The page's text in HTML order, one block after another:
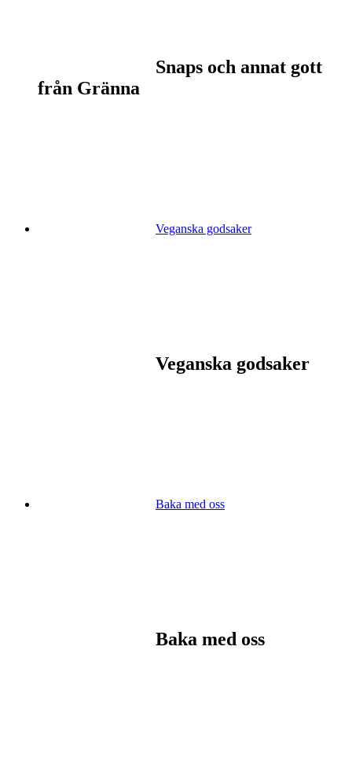
Snaps och annat gott
från Gränna
Veganska godsaker
Veganska godsaker
Baka med oss
Baka med oss